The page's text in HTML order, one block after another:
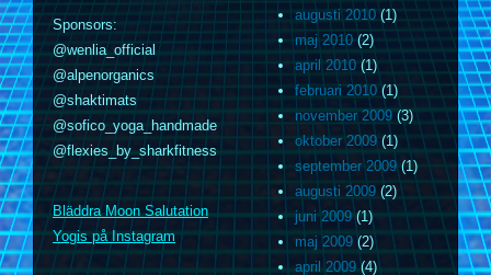
Sponsors:
@wenlia_official
@alpenorganics
@shaktimats
@sofico_yoga_handmade
@flexies_by_sharkfitness
Bläddra Moon Salutation
Yogis på Instagram
augusti 2010(1)
maj 2010(2)
april 2010 (1)
februari 2010 (1)
november 2009(3)
oktober 2009(1)
september 2009(1)
augusti 2009 (2)
juni 2009(1)
maj 2009 (2)
april 2009(4)